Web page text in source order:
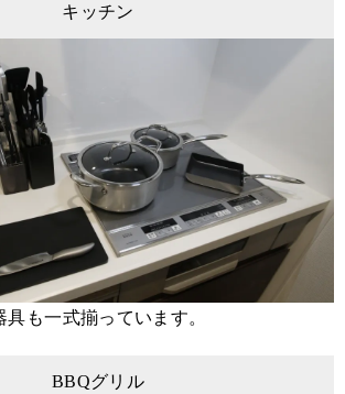
キッチン
も一式揃っています。
BBQグリル